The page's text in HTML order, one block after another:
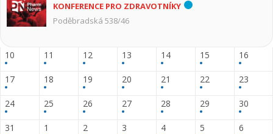
KONFERENCE PRO ZDRAVOTNÍKY
Poděbradská 538/46
10 11 12 13 14 15 16
17 18 19 20 21 22 23
24 25 26 27 28 29 30
31 1 2 3 4 5 6